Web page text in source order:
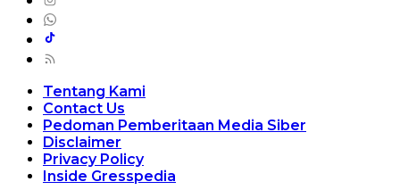
Tentang Kami
Contact Us
Pedoman Pemberitaan Media Siber
Disclaimer
Privacy Policy
Inside Gresspedia